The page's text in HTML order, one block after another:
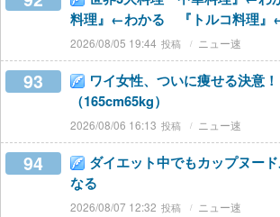
料理』←わかる 『トルコ料理』
2026/08/05 19:44 ニュー速
93
ワイ女性、ついに痩せる決意！
（165cm65kg）
2026/08/06 16:13 ニュー速
94
ダイエット中でもカップヌー
なる
2026/08/07 12:32 ニュー速